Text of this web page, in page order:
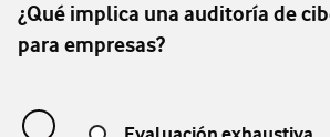
¿Qué implica una auditoría de
para empresas?